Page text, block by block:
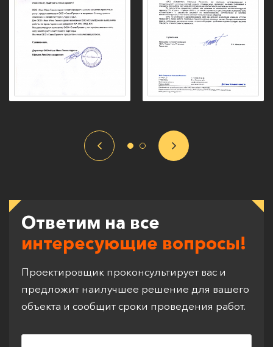
Ответим на все
интересующие вопросы!
Проектировщик проконсультирует вас и
предложит наилучшее решение для вашего
объекта и сообщит сроки проведения работ.